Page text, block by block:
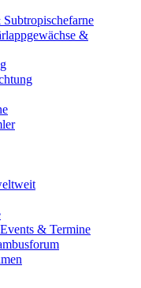
&
& Termine